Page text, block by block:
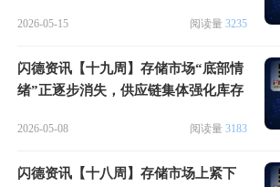
2026-05-15 阅读量 3235
闪德资讯【十九周】存储市场“底部情
绪”正逐步消失，供应链集体强化库存
2026-05-08 阅读量 3183
闪德资讯【十八周】存储市场上紧下